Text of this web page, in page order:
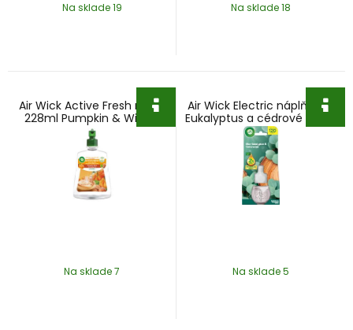
Na sklade 19 Na sklade 18
Air Wick Active Fresh náplň
228ml Pumpkin & Winter
Spice
Na sklade 7
Air Wick Electric náplň 19ml
Eukalyptus a cédrové drevo
Na sklade 5